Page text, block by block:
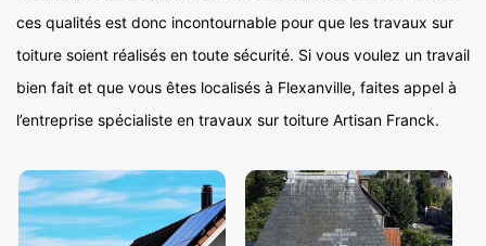
ces qualités est donc incontournable pour que les travaux sur
toiture soient réalisés en toute sécurité. Si vous voulez un travail
bien fait et que vous êtes localisés à Flexanville, faites appel à
l’entreprise spécialiste en travaux sur toiture Artisan Franck.